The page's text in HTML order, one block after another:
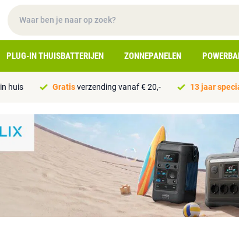
PLUG-IN THUISBATTERIJEN ZONNEPANELEN
in huis Gratisverzending vanaf € 20,- 13 jaar